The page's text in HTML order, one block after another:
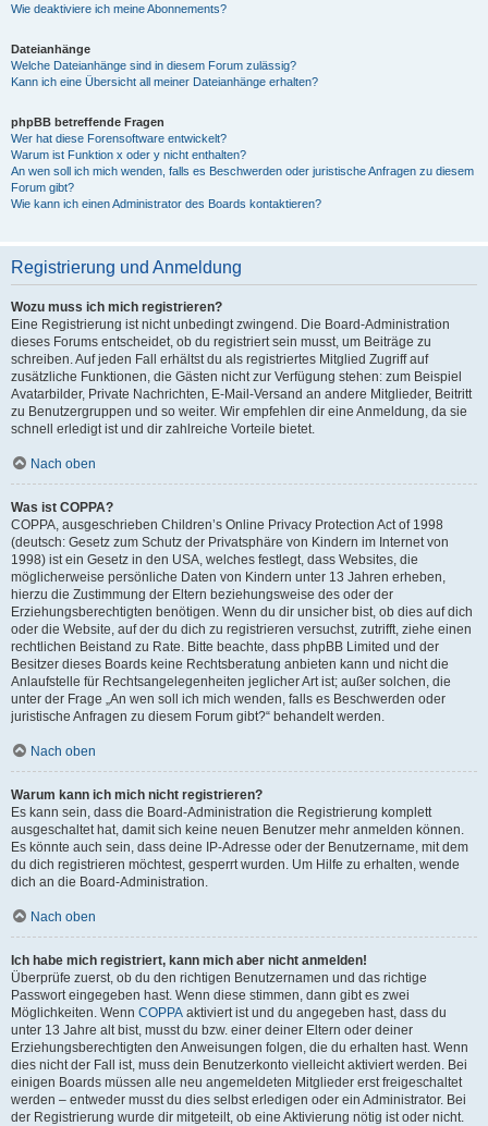
Wie deaktiviere ich meine Abonnements?
Dateianhänge
Welche Dateianhänge sind in diesem Forum zulässig?
Kann ich eine Übersicht all meiner Dateianhänge erhalten?
phpBB betreffende Fragen
Wer hat diese Forensoftware entwickelt?
Warum ist Funktion x oder y nicht enthalten?
An wen soll ich mich wenden, falls es Beschwerden oder juristische Anfragen zu diesem
Forum gibt?
Wie kann ich einen Administrator des Boards kontaktieren?
Registrierung und Anmeldung
Wozu muss ich mich registrieren?
Eine Registrierung ist nicht unbedingt zwingend. Die Board-Administration
dieses Forums entscheidet, ob du registriert sein musst, um Beiträge zu
schreiben. Auf jeden Fall erhältst du als registriertes Mitglied Zugriff auf
zusätzliche Funktionen, die Gästen nicht zur Verfügung stehen: zum Beispiel
Avatarbilder, Private Nachrichten, E-Mail-Versand an andere Mitglieder, Beitritt
zu Benutzergruppen und so weiter. Wir empfehlen dir eine Anmeldung, da sie
schnell erledigt ist und dir zahlreiche Vorteile bietet.
Nach oben
Was ist COPPA?
COPPA, ausgeschrieben Children’s Online Privacy Protection Act of 1998
(deutsch: Gesetz zum Schutz der Privatsphäre von Kindern im Internet von
1998) ist ein Gesetz in den USA, welches festlegt, dass Websites, die
möglicherweise persönliche Daten von Kindern unter 13 Jahren erheben,
hierzu die Zustimmung der Eltern beziehungsweise des oder der
Erziehungsberechtigten benötigen. Wenn du dir unsicher bist, ob dies auf dich
oder die Website, auf der du dich zu registrieren versuchst, zutrifft, ziehe einen
rechtlichen Beistand zu Rate. Bitte beachte, dass phpBB Limited und der
Besitzer dieses Boards keine Rechtsberatung anbieten kann und nicht die
Anlaufstelle für Rechtsangelegenheiten jeglicher Art ist; außer solchen, die
unter der Frage „An wen soll ich mich wenden, falls es Beschwerden oder
juristische Anfragen zu diesem Forum gibt?“ behandelt werden.
Nach oben
Warum kann ich mich nicht registrieren?
Es kann sein, dass die Board-Administration die Registrierung komplett
ausgeschaltet hat, damit sich keine neuen Benutzer mehr anmelden können.
Es könnte auch sein, dass deine IP-Adresse oder der Benutzername, mit dem
du dich registrieren möchtest, gesperrt wurden. Um Hilfe zu erhalten, wende
dich an die Board-Administration.
Nach oben
Ich habe mich registriert, kann mich aber nicht anmelden!
Überprüfe zuerst, ob du den richtigen Benutzernamen und das richtige
Passwort eingegeben hast. Wenn diese stimmen, dann gibt es zwei
Möglichkeiten. Wenn COPPA aktiviert ist und du angegeben hast, dass du
unter 13 Jahre alt bist, musst du bzw. einer deiner Eltern oder deiner
Erziehungsberechtigten den Anweisungen folgen, die du erhalten hast. Wenn
dies nicht der Fall ist, muss dein Benutzerkonto vielleicht aktiviert werden. Bei
einigen Boards müssen alle neu angemeldeten Mitglieder erst freigeschaltet
werden – entweder musst du dies selbst erledigen oder ein Administrator. Bei
der Registrierung wurde dir mitgeteilt, ob eine Aktivierung nötig ist oder nicht.